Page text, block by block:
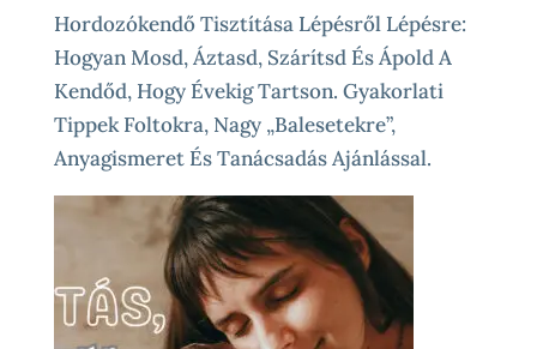
Hordozókendő Tisztítása Lépésről Lépésre:
Hogyan Mosd, Áztasd, Szárítsd És Ápold A
Kendőd, Hogy Évekig Tartson. Gyakorlati
Tippek Foltokra, Nagy „balesetekre”,
Anyagismeret És Tanácsadás Ajánlással.